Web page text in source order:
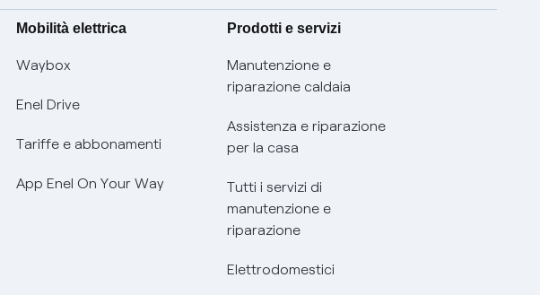
Mobilità elettrica
Waybox
Enel Drive
Tariffe e abbonamenti
App Enel On Your Way
Prodotti e servizi
Manutenzione e
riparazione caldaia
Assistenza e riparazione
per la casa
Tutti i servizi di
manutenzione e
riparazione
Elettrodomestici